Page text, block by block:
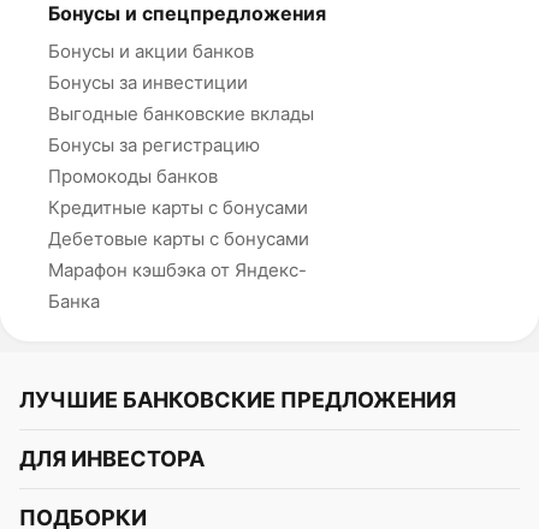
Бонусы и спецпредложения
Бонусы и акции банков
Бонусы за инвестиции
Выгодные банковские вклады
Бонусы за регистрацию
Промокоды банков
Кредитные карты с бонусами
Дебетовые карты с бонусами
Марафон кэшбэка от Яндекс-
Банка
ЛУЧШИЕ БАНКОВСКИЕ ПРЕДЛОЖЕНИЯ
Альфа-Банк
ДЛЯ ИНВЕСТОРА
Курс акций
ПОДБОРКИ